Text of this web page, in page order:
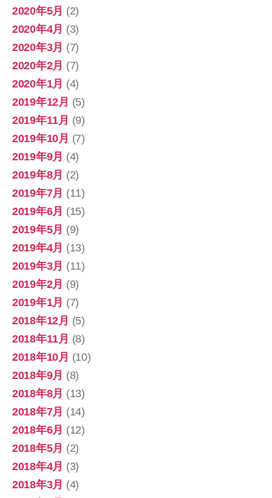
2020年5月 (2)
2020年4月 (3)
2020年3月 (7)
2020年2月 (7)
2020年1月 (4)
2019年12月 (5)
2019年11月 (9)
2019年10月 (7)
2019年9月 (4)
2019年8月 (2)
2019年7月 (11)
2019年6月 (15)
2019年5月 (9)
2019年4月 (13)
2019年3月 (11)
2019年2月 (9)
2019年1月 (7)
2018年12月 (5)
2018年11月 (8)
2018年10月 (10)
2018年9月 (8)
2018年8月 (13)
2018年7月 (14)
2018年6月 (12)
2018年5月 (2)
2018年4月 (3)
2018年3月 (4)